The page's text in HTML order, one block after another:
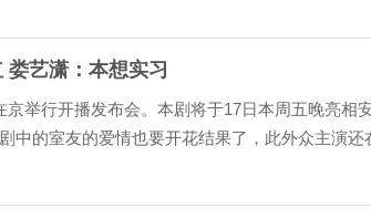
娄艺潇：本想实习
京举行开播发布会。本剧将于17日本周五晚亮相
中的室友的爱情也要开花结果了，此外众主演还